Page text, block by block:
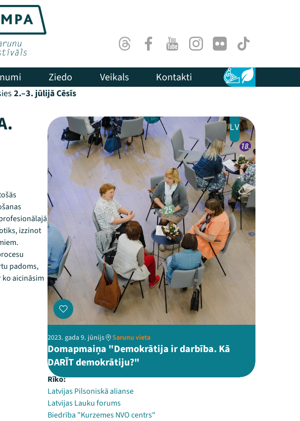
ThreadsFacebookYoutubeInstagram
Flick TikTok
Ziedo Veikals Kontakti Pieejamība
Ilgtspēja
2.–3. jūlijā Cēsīs
izzinot
padoms,
aicināsim
LV
2023. gada 9. jūnijs Sarunu vieta
Domapmaiņa "Demokrātija ir darbība. Kā
DARĪT demokrātiju?"
Rīko:
Latvijas Pilsoniskā alianse
Latvijas Lauku forums
Biedrība "Kurzemes NVO centrs"